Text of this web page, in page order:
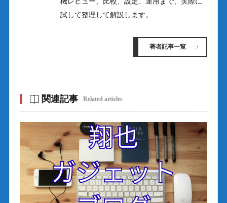
試して整理して解説します。
著者記事一覧
関連記事 Related articles